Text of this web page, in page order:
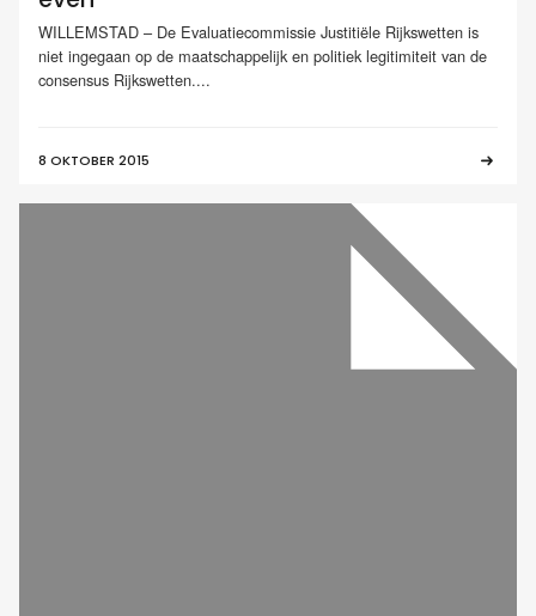
WILLEMSTAD – De Evaluatiecommissie Justitiële Rijkswetten is
niet ingegaan op de maatschappelijk en politiek legitimiteit van de
consensus Rijkswetten....
8 OKTOBER 2015